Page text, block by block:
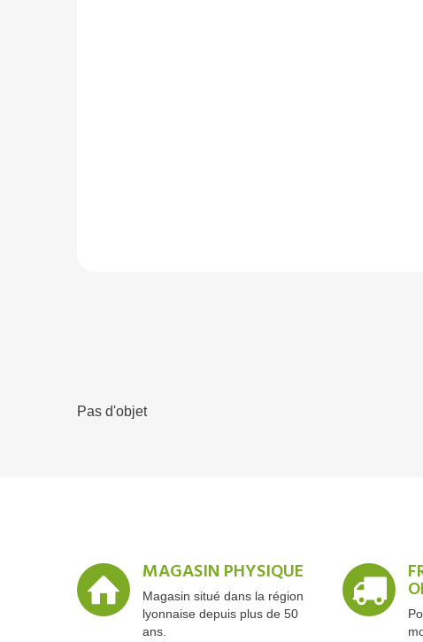
Pas d'objet
MAGASIN PHYSIQUE
Magasin situé dans la région
lyonnaise depuis plus de 50
ans.